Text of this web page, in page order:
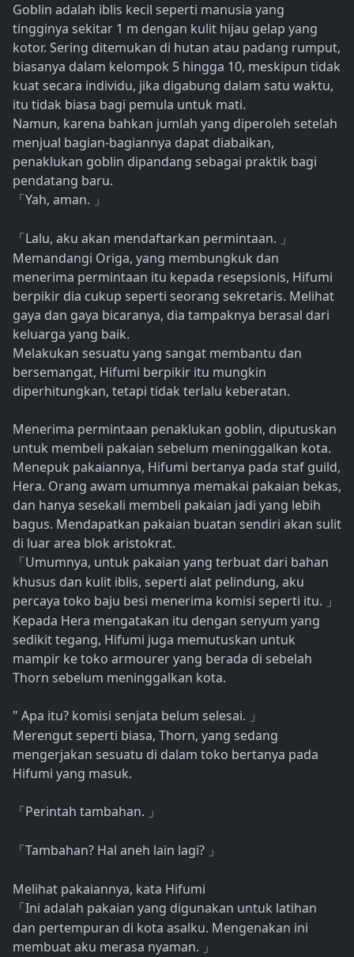
Goblin adalah iblis kecil seperti manusia yang
tingginya sekitar 1 m dengan kulit hijau gelap yang
kotor. Sering ditemukan di hutan atau padang rumput,
biasanya dalam kelompok 5 hingga 10, meskipun tidak
kuat secara individu, jika digabung dalam satu waktu,
itu tidak biasa bagi pemula untuk mati.
Namun, karena bahkan jumlah yang diperoleh setelah
menjual bagian-bagiannya dapat diabaikan,
penaklukan goblin dipandang sebagai praktik bagi
pendatang baru.
「 Yah, aman. 」
「 Lalu, aku akan mendaftarkan permintaan. 」
Memandangi Origa, yang membungkuk dan
menerima permintaan itu kepada resepsionis, Hifumi
berpikir dia cukup seperti seorang sekretaris. Melihat
gaya dan gaya bicaranya, dia tampaknya berasal dari
keluarga yang baik.
Melakukan sesuatu yang sangat membantu dan
bersemangat, Hifumi berpikir itu mungkin
diperhitungkan, tetapi tidak terlalu keberatan.
Menerima permintaan penaklukan goblin, diputuskan
untuk membeli pakaian sebelum meninggalkan kota.
Menepuk pakaiannya, Hifumi bertanya pada staf guild,
Hera. Orang awam umumnya memakai pakaian bekas,
dan hanya sesekali membeli pakaian jadi yang lebih
bagus. Mendapatkan pakaian buatan sendiri akan sulit
di luar area blok aristokrat.
「 Umumnya, untuk pakaian yang terbuat dari bahan
khusus dan kulit iblis, seperti alat pelindung, aku
percaya toko baju besi menerima komisi seperti itu.
」
Kepada Hera mengatakan itu dengan senyum yang
sedikit tegang, Hifumi juga memutuskan untuk
mampir ke toko armourer yang berada di sebelah
Thorn sebelum meninggalkan kota.
" Apa itu? komisi senjata belum selesai. 」
Merengut seperti biasa, Thorn, yang sedang
mengerjakan sesuatu di dalam toko bertanya pada
Hifumi yang masuk.
「 Perintah tambahan. 」
「 Tambahan? Hal aneh lain lagi? 」
Melihat pakaiannya, kata Hifumi
「 Ini adalah pakaian yang digunakan untuk latihan
dan pertempuran di kota asalku. Mengenakan ini
membuat aku merasa nyaman.
」